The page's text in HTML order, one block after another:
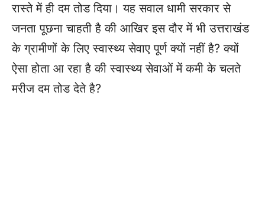
रास्ते में ही दम तोड दिया। यह सवाल धामी सरकार से
जनता पूछना चाहती है की आखिर इस दौर में भी उत्तराखंड
के ग्रामीणों के लिए स्वास्थ्य सेवाए पूर्ण क्यों नहीं है? क्यों
ऐसा होता आ रहा है की स्वास्थ्य सेवाओं में कमी के चलते
मरीज दम तोड देते है?